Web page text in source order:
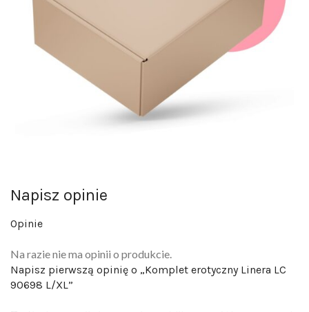
Napisz opinie
Opinie
Na razie nie ma opinii o produkcie.
Napisz pierwszą opinię o „Komplet erotyczny Linera LC
90698 L/XL”